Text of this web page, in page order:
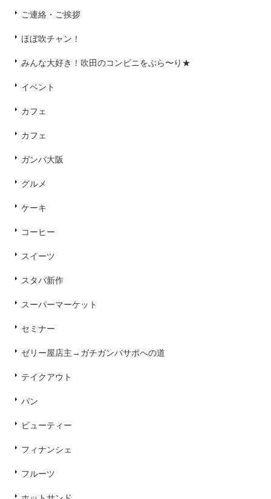
ご連絡・ご挨拶
ほぼ吹チャン！
みんな大好き！吹田のコンビニをぶら〜り★
イベント
カフェ
カフェ
ガンバ大阪
グルメ
ケーキ
コーヒー
スイーツ
スタバ新作
スーパーマーケット
セミナー
ゼリー屋店主→ガチガンバサポへの道
テイクアウト
パン
ビューティー
フィナンシェ
フルーツ